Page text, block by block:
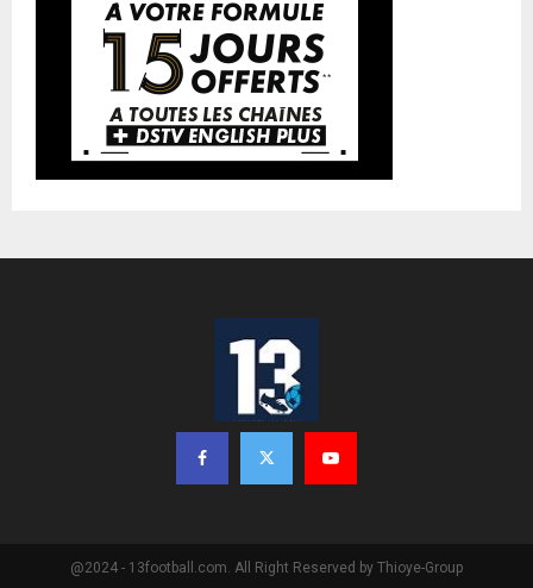
@2024 - 13football.com. All Right Reserved by Thioye-Group